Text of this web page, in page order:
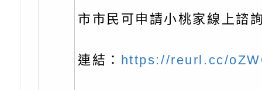
「115學年度身心障
有關桃園市八德區大
樂會-憶起玩樂」
「小桃家5月課程資
檢送「小桃家幸福+
市市民可申請小桃家線上諮
連結： https://reurl.cc/